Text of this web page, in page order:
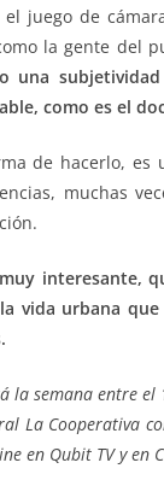
juego de
la gente del
una
como es el
de hacerlo,
muchas
interesante,
vida urbana
la semana entre
La Cooperativa
en Qubit TV y en